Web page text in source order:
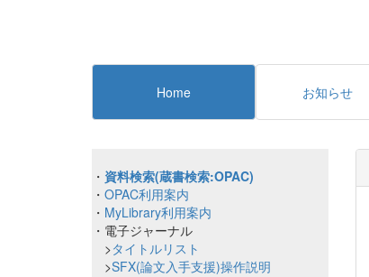
Home お知らせ
・ 資料検索(蔵書検索:OPAC)
・ OPAC利用案内
・ MyLibrary利用案内
・電子ジャーナル
>タイトルリスト
>SFX(論文入手支援)操作説明